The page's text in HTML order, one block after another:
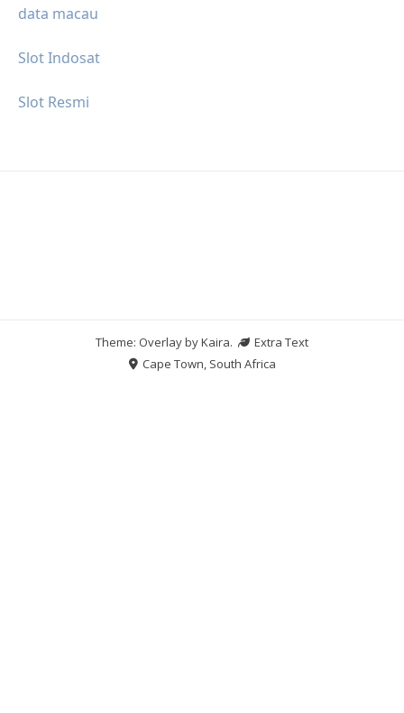
data macau
Slot Indosat
Slot Resmi
Theme: Overlay byKaira.
Extra Text
Cape Town, South Africa